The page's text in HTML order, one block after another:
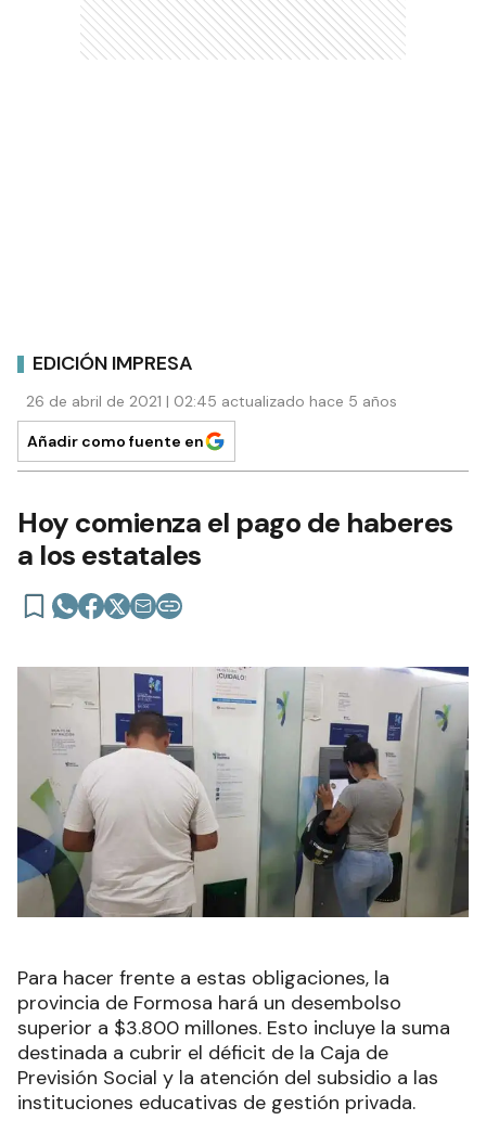
EDICIÓN IMPRESA
26 de abril de 2021 | 02:45 actualizado hace 5 años
Añadir como fuente en
Hoy comienza el pago de haberes
a los estatales
Para hacer frente a estas obligaciones, la
provincia de Formosa hará un desembolso
superior a $3.800 millones. Esto incluye la suma
destinada a cubrir el déficit de la Caja de
Previsión Social y la atención del subsidio a las
instituciones educativas de gestión privada.